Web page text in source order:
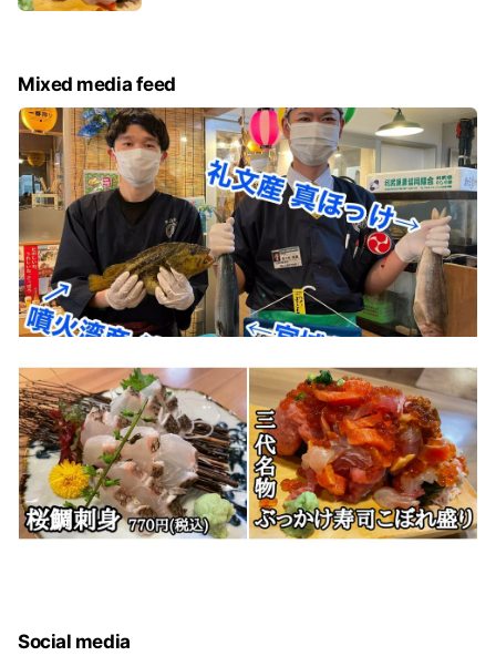
Mixed media feed
Social media